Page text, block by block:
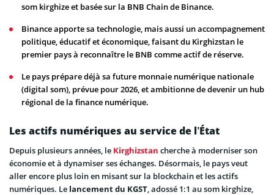
som kirghize et basée sur la BNB Chain de Binance.
Binance apporte sa technologie, mais aussi un accompagnement
politique, éducatif et économique, faisant du Kirghizstan le
premier pays à reconnaître le BNB comme actif de réserve.
Le pays prépare déjà sa future monnaie numérique nationale
(digital som), prévue pour 2026, et ambitionne de devenir un hub
régional de la finance numérique.
Les actifs numériques au service de l’État
Depuis plusieurs années, le Kirghizstan cherche à moderniser son
économie et à dynamiser ses échanges. Désormais, le pays veut
aller encore plus loin en misant sur la blockchain et les actifs
numériques. Le lancement du KGST, adossé 1:1 au som kirghize,